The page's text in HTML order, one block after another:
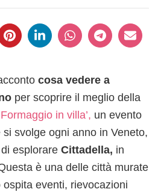
cosa vedere a
per scoprire il meglio della
in villa’, un evento
svolge ogni anno in Veneto,
esplorare Cittadella, in
è una delle città murate
eventi, rievocazioni